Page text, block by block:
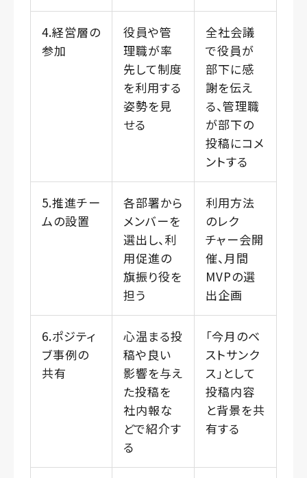
4.経営層の
参加
役員や管
理職が率
先して制度
を利用する
姿勢を見
せる
全社会議
で役員が
部下に感
謝を伝え
る、管理職
が部下の
投稿にコメ
ントする
5.推進チー
ムの設置
各部署から
メンバーを
選出し、利
用促進の
旗振り役を
担う
利用方法
のレク
チャー会開
催、月間
MVPの選
出企画
6.ポジティ
ブ事例の
共有
心温まる投
稿や良い
影響を与え
た投稿を
社内報な
どで紹介す
る
「今月のベ
ストサンク
ス」として
投稿内容
と背景を共
有する